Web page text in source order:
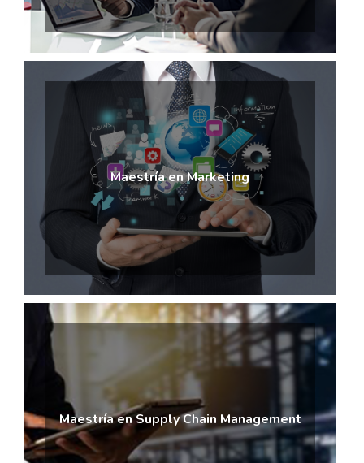
Maestría en Marketing
Maestría en Supply Chain Management